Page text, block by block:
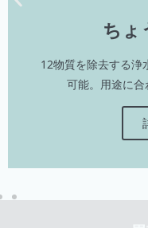
ちょうど
質を除去する浄水性能に加
可能。用途に合わせた使
詳細はこ